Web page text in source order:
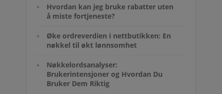
Hvordan kan jeg bruke rabatter uten
å miste fortjeneste?
Øke ordreverdien i nettbutikken: En
nøkkel til økt lønnsomhet
Nøkkelordsanalyser:
Brukerintensjoner og Hvordan Du
Bruker Dem Riktig